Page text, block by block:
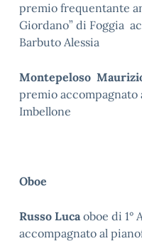
premio frequentante
Giordano” di Foggia
Barbuto Alessia
Montepeloso
premio accompagnato
Imbellone
Oboe
Russo Lucaoboe di 1°
accompagnato al